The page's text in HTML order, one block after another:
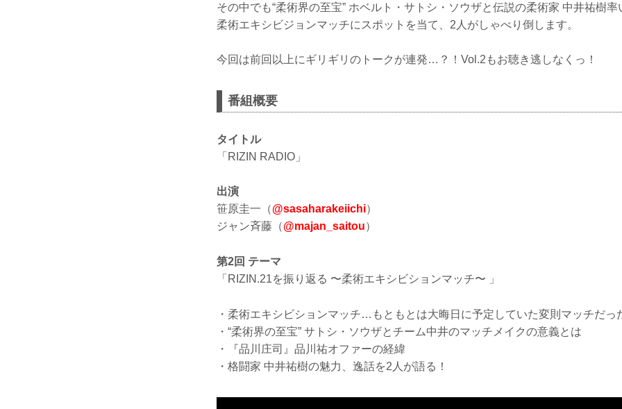
その中でも“柔術界の至宝” ホベルト・サトシ・ソウザと伝説の柔術家 中井祐樹
柔術エキシビジョンマッチにスポットを当て、2人がしゃべり倒します。
今回は前回以上にギリギリのトークが連発…？！Vol.2もお聴き逃しなくっ！
番組概要
タイトル
「RIZIN RADIO」
出演
笹原圭一（@sasaharakeiichi）
ジャン斉藤（@majan_saitou）
第2回 テーマ
「RIZIN.21を振り返る 〜柔術エキシビションマッチ〜 」
・柔術エキシビションマッチ…もともとは大晦日に予定していた変則マッチだっ
・“柔術界の至宝” サトシ・ソウザとチーム中井のマッチメイクの意義とは
・『品川庄司』品川祐オファーの経緯
・格闘家 中井祐樹の魅力、逸話を2人が語る！